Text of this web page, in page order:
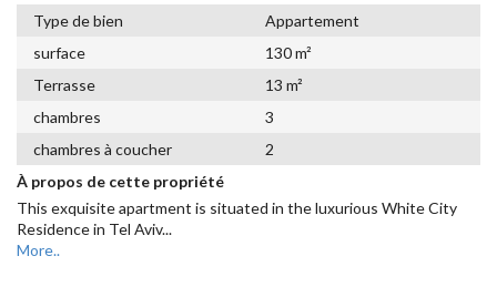
Type de bien
Appartement
surface
130 m²
Terrasse
13 m²
chambres
3
chambres à coucher
2
À propos de cette propriété
This exquisite apartment is situated in the luxurious White City
Residence in Tel Aviv...
More..